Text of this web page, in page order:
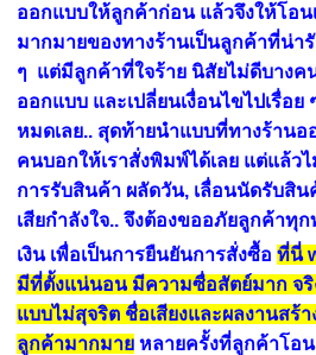
ออกแบบให้ลูกค้าก่อน แล้วจึงให้โอน
มากมายของทางร้านเป็นลูกค้าที่น่า
ๆ แต่มีลูกค้าที่ใจร้าย นิสัยไม่ดีบางค
ออกแบบ และเปลี่ยนเงื่อนไขไปเรื่อย
หมดเลย.. สุดท้ายนำแบบที่ทางร้านอ
คนบอกให้เราสั่งพิมพ์ได้เลย แต่แล้ว
การรับสินค้า ผลัดวัน, เลื่อนนัดรับสิน
เสียกำลังใจ.. จึงต้องขออภัยลูกค้าทุ
เงิน เพื่อเป็นการยืนยันการสั่งซื้อ ที่นี่
มีที่ตั้งแน่นอน มีความซื่อสัตย์มาก จริ
แบบไม่สุจริต ชื่อเสียงและผลงานสร้
ลูกค้ามากมาย หลายครั้งที่ลูกค้าโอน